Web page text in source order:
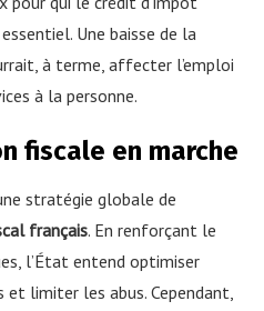
Une baisse de la
à terme, affecter l’emploi
à la personne.
fiscale en marche
stratégie globale de
français. En renforçant le
l’État entend optimiser
limiter les abus. Cependant,